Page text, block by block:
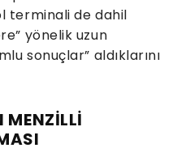
terminali de dahil
yönelik uzun
sonuçlar” aldıklarını
MENZİLLİ